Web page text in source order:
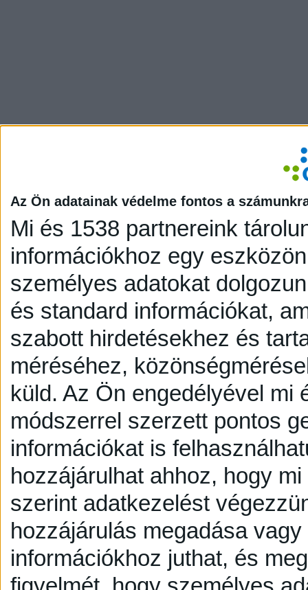
Az Ön adatainak védelme fontos a
Mi és 1538 partnereink
információkhoz egy
személyes adatokat
és standard információkat,
szabott hirdetésekhez és
méréséhez,
küld. Az Ön engedélyével mi
módszerrel szerzett pontos
információkat is
hozzájárulhat ahhoz, hogy
szerint adatkezelést
hozzájárulás megadása
információkhoz juthat, és